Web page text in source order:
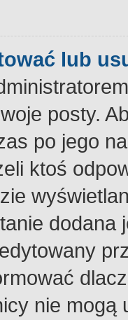
lub
posty.
po jego
ktoś
dodana
nie